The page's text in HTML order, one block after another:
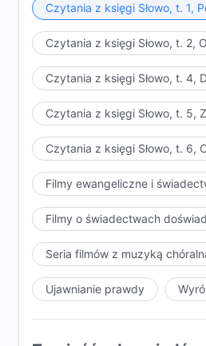
Czytania z księgi Słowo, t. 1,
Czytania z księgi Słowo, t. 2,
Czytania z księgi Słowo, t. 4,
Czytania z księgi Słowo, t.
Czytania z księgi Słowo, t. 6,
Filmy ewangeliczne i
Filmy o świadectwach
Seria filmów z muzyką
Ujawnianie prawdy